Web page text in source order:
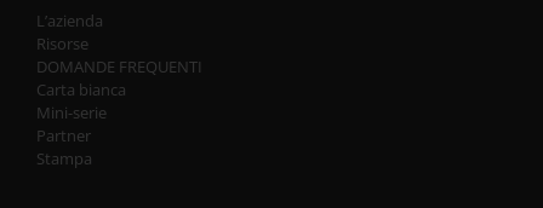
L’azienda
Risorse
DOMANDE FREQUENTI
Carta bianca
Mini-serie
Partner
Stampa